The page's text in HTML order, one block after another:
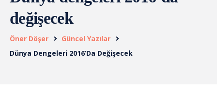
değişecek
Öner Döşer
Güncel Yazılar
Dünya Dengeleri 2016’da Değişecek